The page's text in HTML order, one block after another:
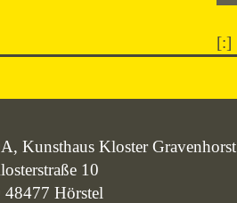
[:]
Kunsthaus Kloster Gravenhorst
10
48477 Hörstel